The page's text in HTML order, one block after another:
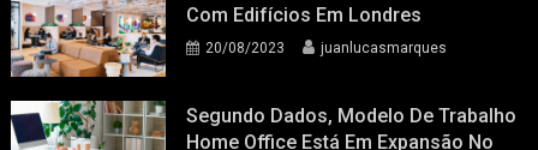
Com Edifícios Em Londres
20/08/2023 juanlucasmarques
Segundo Dados, Modelo De Trabalho
Home Office Está Em Expansão No